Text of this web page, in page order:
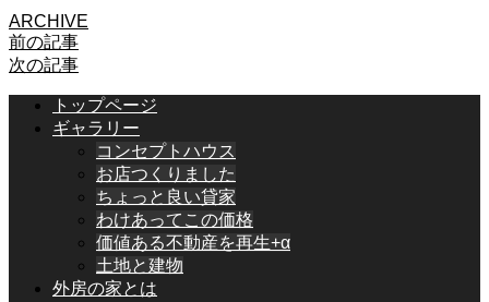
ARCHIVE
前の記事
次の記事
トップページ
ギャラリー
コンセプトハウス
お店つくりました
ちょっと良い貸家
わけあってこの価格
価値ある不動産を再生+α
土地と建物
外房の家とは